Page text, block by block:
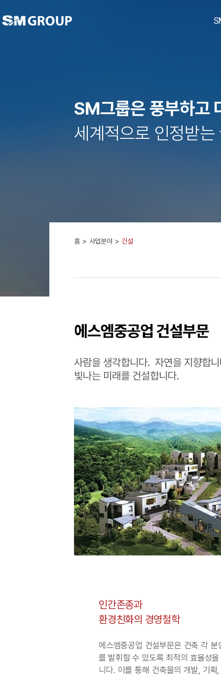
티케이케미칼
동아건설산업
대한상선
SM하이플러스
SM그룹은 풍부하고
세계적으로 인정받
홈 사업분야 건설
사람을 생각합니다. 자연을 지향합
빛나는 미래를 건설합니다.
인간존종과
환경친화의 경영철학
에스엠중공업 건설부문은 건축 각
를 발휘할 수 있도록 최적의 효율성
니다. 이를 통해 건축물의 개발, 기